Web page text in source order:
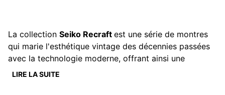
La collection Seiko Recraft est une série de montres
qui marie l'esthétique vintage des décennies passées
avec la technologie moderne, offrant ainsi une
expérience horlogère unique. Ces montres s'inspirent
LIRE LA SUITE